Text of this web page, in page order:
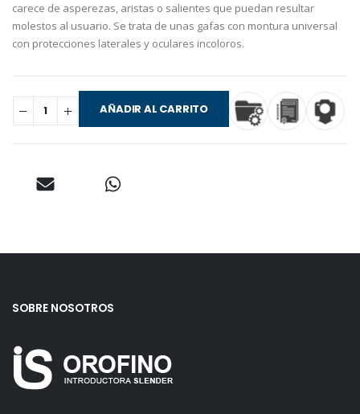
carece de asperezas, aristas o salientes que puedan resultar
molestos al usuario. Se trata de unas gafas con montura universal
con protecciones laterales y oculares incoloros.
AÑADIR AL CARRITO
SOBRE NOSOTROS